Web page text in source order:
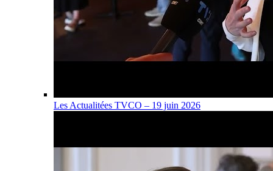
Les Actualitées TVCO – 19 juin 2026